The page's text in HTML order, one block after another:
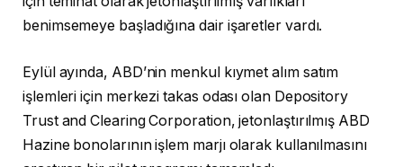
benimsemeye başladığına dair işaretler vardı.
Eylül ayında, ABD’nin menkul kıymet alım satım
işlemleri için merkezi takas odası olan Depository
Trust and Clearing Corporation, jetonlaştırılmış ABD
Hazine bonolarının işlem marjı olarak kullanılmasını